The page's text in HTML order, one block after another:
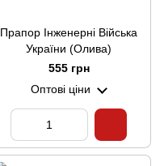
Прапор Інженерні Війська
України (Олива)
555 грн
Оптові ціни